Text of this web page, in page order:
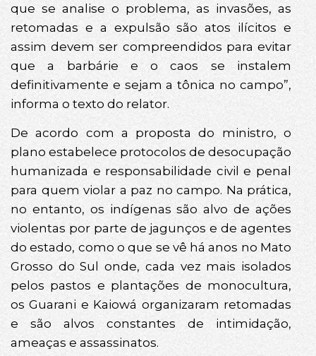
que se analise o problema, as invasões, as
retomadas e a expulsão são atos ilícitos e
assim devem ser compreendidos para evitar
que a barbárie e o caos se instalem
definitivamente e sejam a tônica no campo”,
informa o texto do relator.
De acordo com a proposta do ministro, o
plano estabelece protocolos de desocupação
humanizada e responsabilidade civil e penal
para quem violar a paz no campo. Na prática,
no entanto, os indígenas são alvo de ações
violentas por parte de jagunços e de agentes
do estado, como o que se vê há anos no Mato
Grosso do Sul onde, cada vez mais isolados
pelos pastos e plantações de monocultura,
os Guarani e Kaiowá organizaram retomadas
e são alvos constantes de intimidação,
ameaças e assassinatos.